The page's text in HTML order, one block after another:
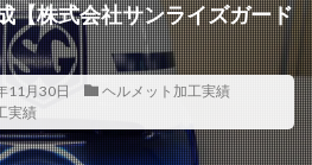
【株式会社サンライズガード
11月30日
ヘルメット加工実績
実績